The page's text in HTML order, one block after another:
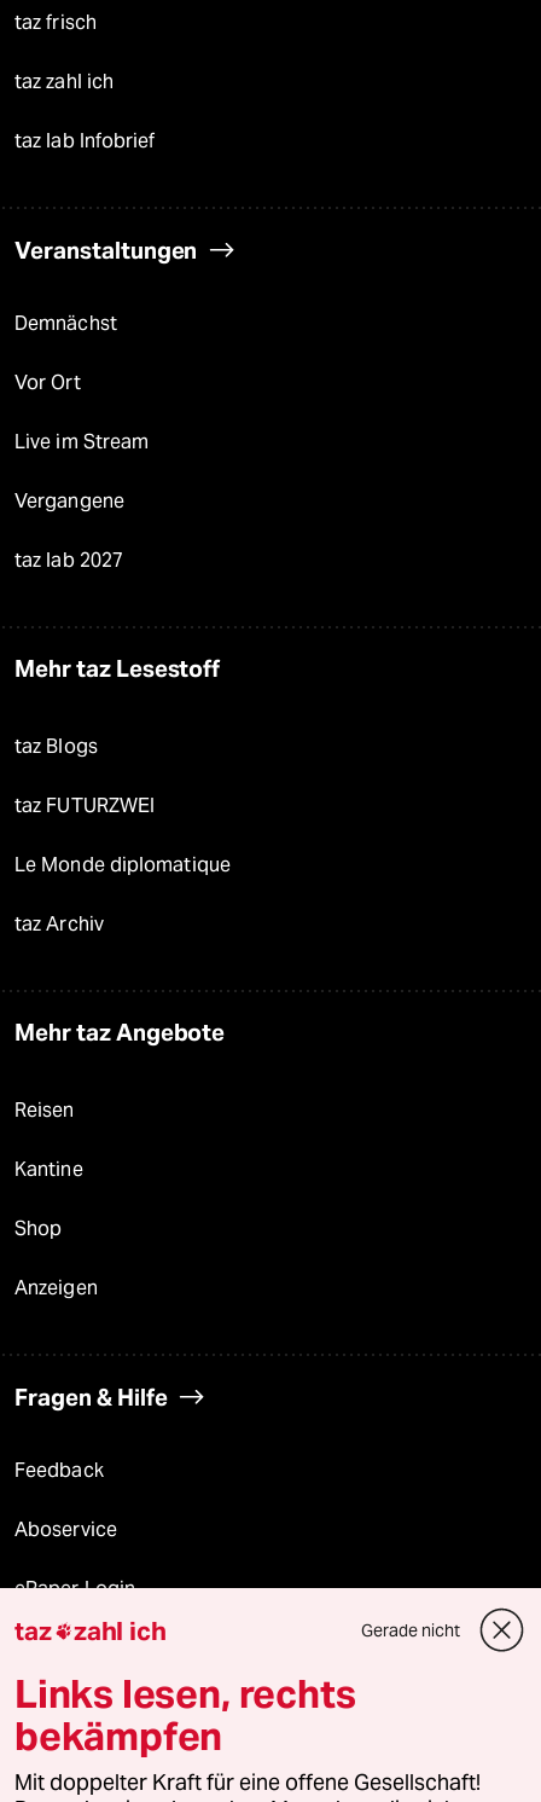
taz frisch
taz zahl ich
taz lab Infobrief
Veranstaltungen
Demnächst
Vor Ort
Live im Stream
Vergangene
taz lab 2027
Mehr taz Lesestoff
taz Blogs
taz FUTURZWEI
Le Monde diplomatique
taz Archiv
Mehr taz Angebote
Reisen
Kantine
Shop
Anzeigen
Fragen & Hilfe
Feedback
Aboservice
ePaper Login
Downloads für Abonnierende
© 2026 taz Verlags und Vertriebs GmbH
Alle Rechte vorbehalten. Bei rechtlichen Fragen oder für Genehmigungen
taz zahl ich Gerade nicht
Links lesen, rechts
bekämpfen
Mit doppelter Kraft für eine offene Gesellschaft!